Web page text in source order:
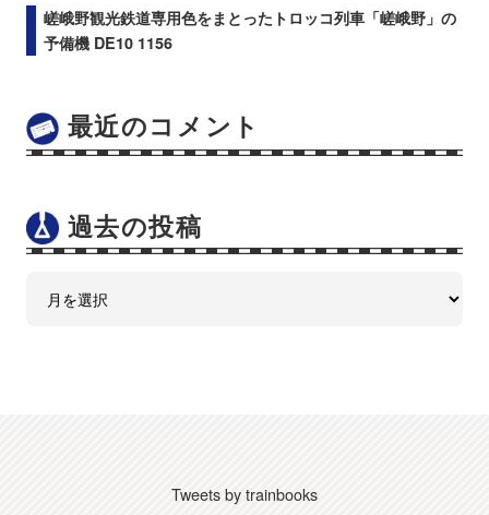
嵯峨野観光鉄道専用色をまとったトロッコ列車「嵯峨野」の
予備機 DE10 1156
最近のコメント
過去の投稿
Tweets by trainbooks